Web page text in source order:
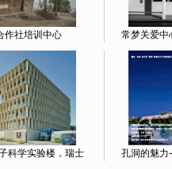
作社培训中心 常梦关爱
科学实验楼，瑞士 孔洞的魅